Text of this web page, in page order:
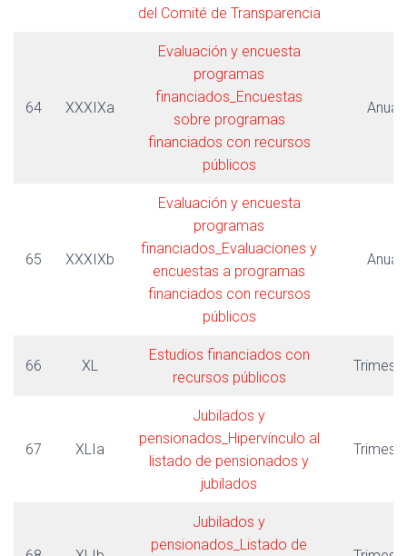
del Comité de Transparencia
64 XXXIXa
Evaluación y encuesta
programas
financiados_Encuestas
sobre programas
financiados con recursos
públicos
Anual
65 XXXIXb
Evaluación y encuesta
programas
financiados_Evaluaciones y
encuestas a programas
financiados con recursos
públicos
Anual
66 XL
Estudios financiados con
recursos públicos
67 XLIa
Jubilados y
pensionados_Hipervínculo al
listado de pensionados y
jubilados
Jubilados y
pensionados_Listado de